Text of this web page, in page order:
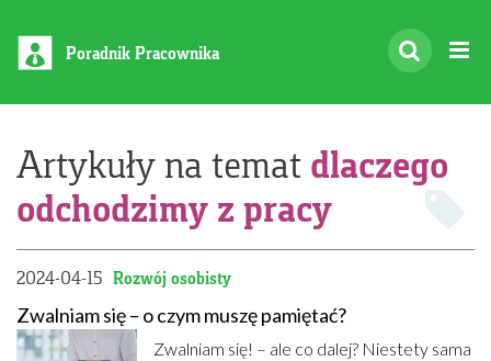
Poradnik Pracownika
Artykuły na temat dlaczego
odchodzimy z pracy
2024-04-15 Rozwój osobisty
Zwalniam się – o czym muszę pamiętać?
Zwalniam się! – ale co dalej? Niestety sama